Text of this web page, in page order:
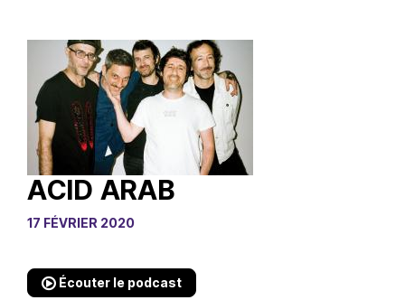
ACID ARAB
17 FÉVRIER 2020
Écouter le podcast